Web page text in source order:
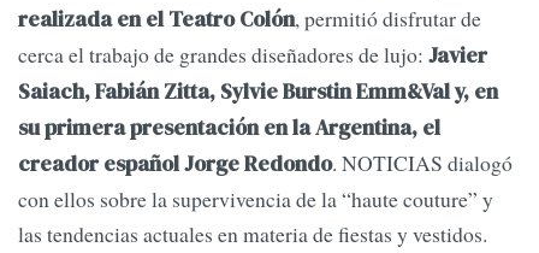
realizada en el Teatro Colón, permitió disfrutar de
cerca el trabajo de grandes diseñadores de lujo: Javier
Saiach, Fabián Zitta, Sylvie Burstin Emm&Val y, en
su primera presentación en la Argentina, el
creador español Jorge Redondo. NOTICIAS dialogó
con ellos sobre la supervivencia de la “haute couture” y
las tendencias actuales en materia de fiestas y vestidos.